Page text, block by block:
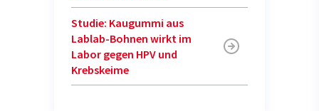
Studie: Kaugummi aus
Lablab-Bohnen wirkt im
Labor gegen HPV und
Krebskeime